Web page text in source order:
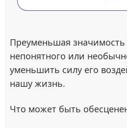
Преуменьшая значимость
непонятного или
уменьшить силу его
нашу жизнь.
Что может быть